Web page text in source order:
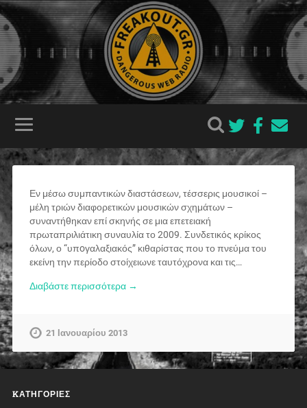
Εν μέσω συμπαντικών διαστάσεων, τέσσερις μουσικοί –
μέλη τριών διαφορετικών μουσικών σχημάτων –
συναντήθηκαν επί σκηνής σε μια επετειακή
πρωταπριλιάτικη συναυλία το 2009. Συνδετικός κρίκος
όλων, ο “υπoγαλαξιακός” κιθαρίστας που το πνεύμα του
εκείνη την περίοδο στοίχειωνε ταυτόχρονα και τις…
Διαβάστε περισσότερα →
21 Ιανουαρίου 2013
KΑΤΗΓΟΡΊΕΣ